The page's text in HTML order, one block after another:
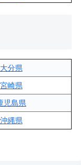
大分県
宮崎県
児島県
沖縄県